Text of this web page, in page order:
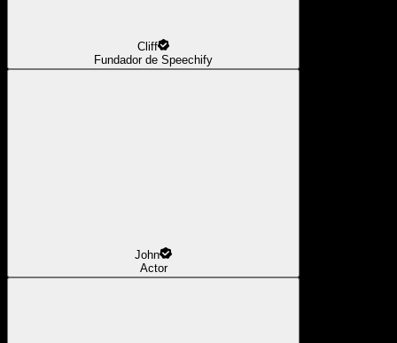
Cliff
Fundador de Speechify
John
Actor